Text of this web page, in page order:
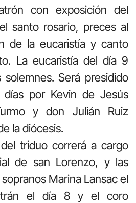
con exposición del
santo rosario, preces al
de la eucaristía y canto
La eucaristía del día 9
Será presidido
por Kevin de Jesús
y don Julián Ruiz
la diócesis.
triduo correrá a cargo
de san Lorenzo, y las
Marina Lansac el
el día 8 y el coro